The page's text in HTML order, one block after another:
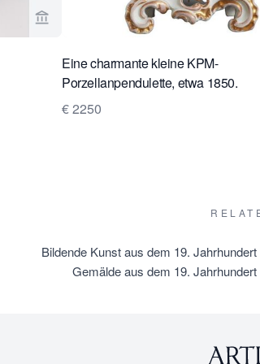
Verkaeuferseite von Toebosch
Eine charmante kleine KPM-
Porzellanpendulette, etwa 1850.
€ 2250
Bildende Kunst aus dem 19.
Gemälde aus dem 19.